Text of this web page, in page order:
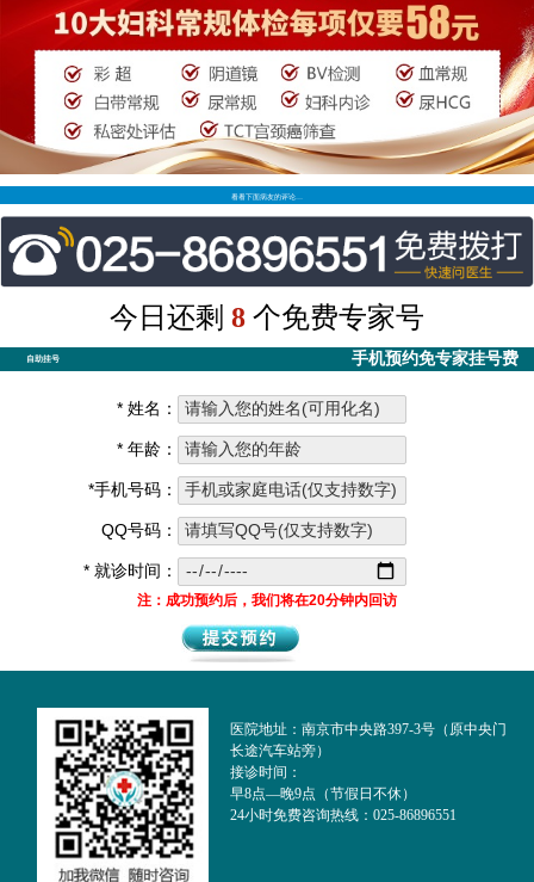
看看下面病友的评论…
今日还剩 8 个免费专家号
自助挂号 手机预约免专家挂号费
* 姓名：
* 年龄：
*手机号码：
QQ号码：
* 就诊时间：
注：成功预约后，我们将在20分钟内回访
医院地址：南京市中央路397-3号（原中央门
长途汽车站旁）
接诊时间：
早8点—晚9点（节假日不休）
24小时免费咨询热线：025-86896551